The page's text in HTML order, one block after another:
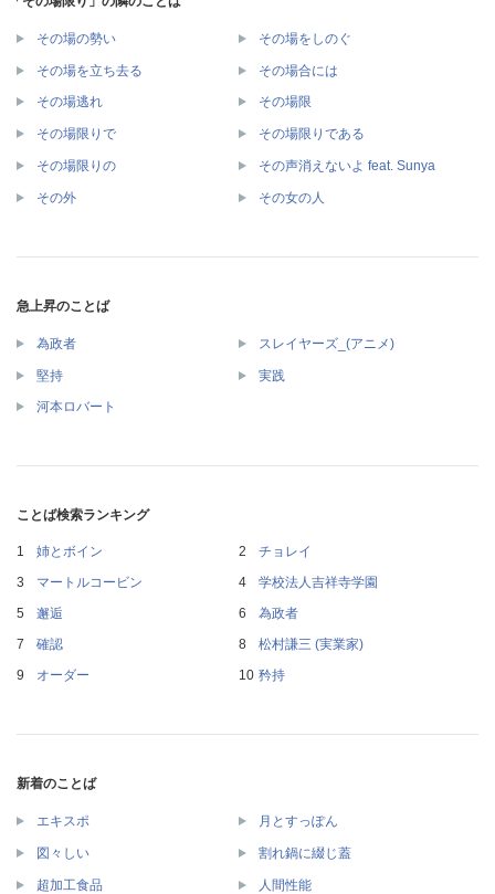
その場の勢い その場をしのぐ
その場を立ち去る その場合には
その場逃れ その場限
その場限りで その場限りである
その場限りの その声消えないよ feat. Sunya
その外 その女の人
急上昇のことば
為政者 スレイヤーズ_(アニメ)
堅持 実践
河本ロバート
ことば検索ランキング
姉とボイン
チョレイ
マートルコービン
学校法人吉祥寺学園
邂逅
為政者
確認
松村謙三 (実業家)
オーダー
矜持
新着のことば
エキスポ 月とすっぽん
図々しい 割れ鍋に綴じ蓋
超加工食品 人間性能